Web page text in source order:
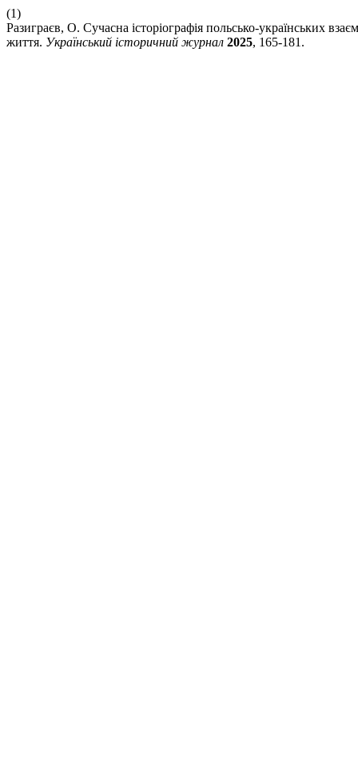
(1)
Разиграєв, О. Сучасна історіографія польсько-українських
життя. Український історичний журнал 2025, 165-181.